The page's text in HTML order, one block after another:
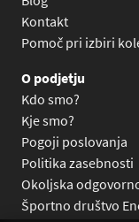
Kontakt
Pomoč pri izbiri
O podjetju
Kdo smo?
Kje smo?
Pogoji poslovanja
Politika zasebnosti
Okoljska
Športno društvo